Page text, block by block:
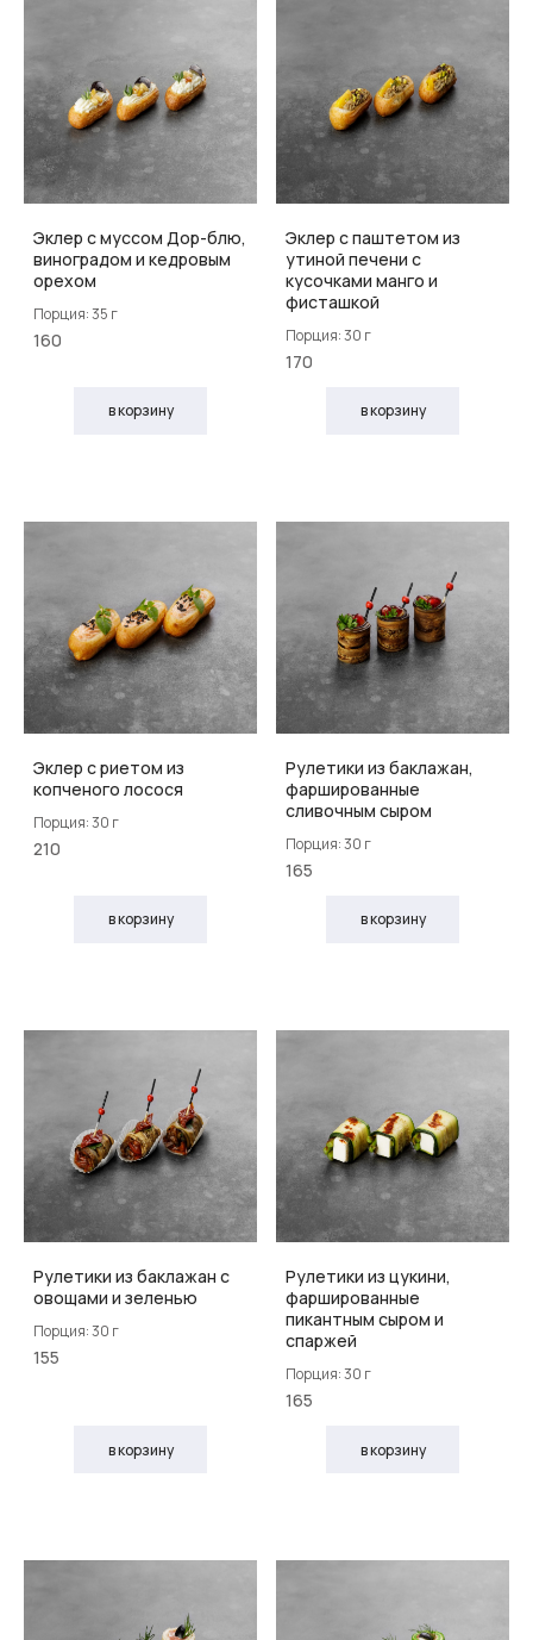
Эклер с муссом Дор-блю,
виноградом и кедровым
орехом
Порция: 35 г
160
в корзину
Эклер с паштетом из
утиной печени с
кусочками манго и
фисташкой
Порция: 30 г
170
в корзину
Эклер с риетом из
копченого лосося
Порция: 30 г
210
в корзину
Рулетики из баклажан,
фаршированные
сливочным сыром
Порция: 30 г
165
в корзину
Рулетики из баклажан с
овощами и зеленью
Порция: 30 г
155
в корзину
Рулетики из цукини,
фаршированные
пикантным сыром и
спаржей
Порция: 30 г
165
в корзину